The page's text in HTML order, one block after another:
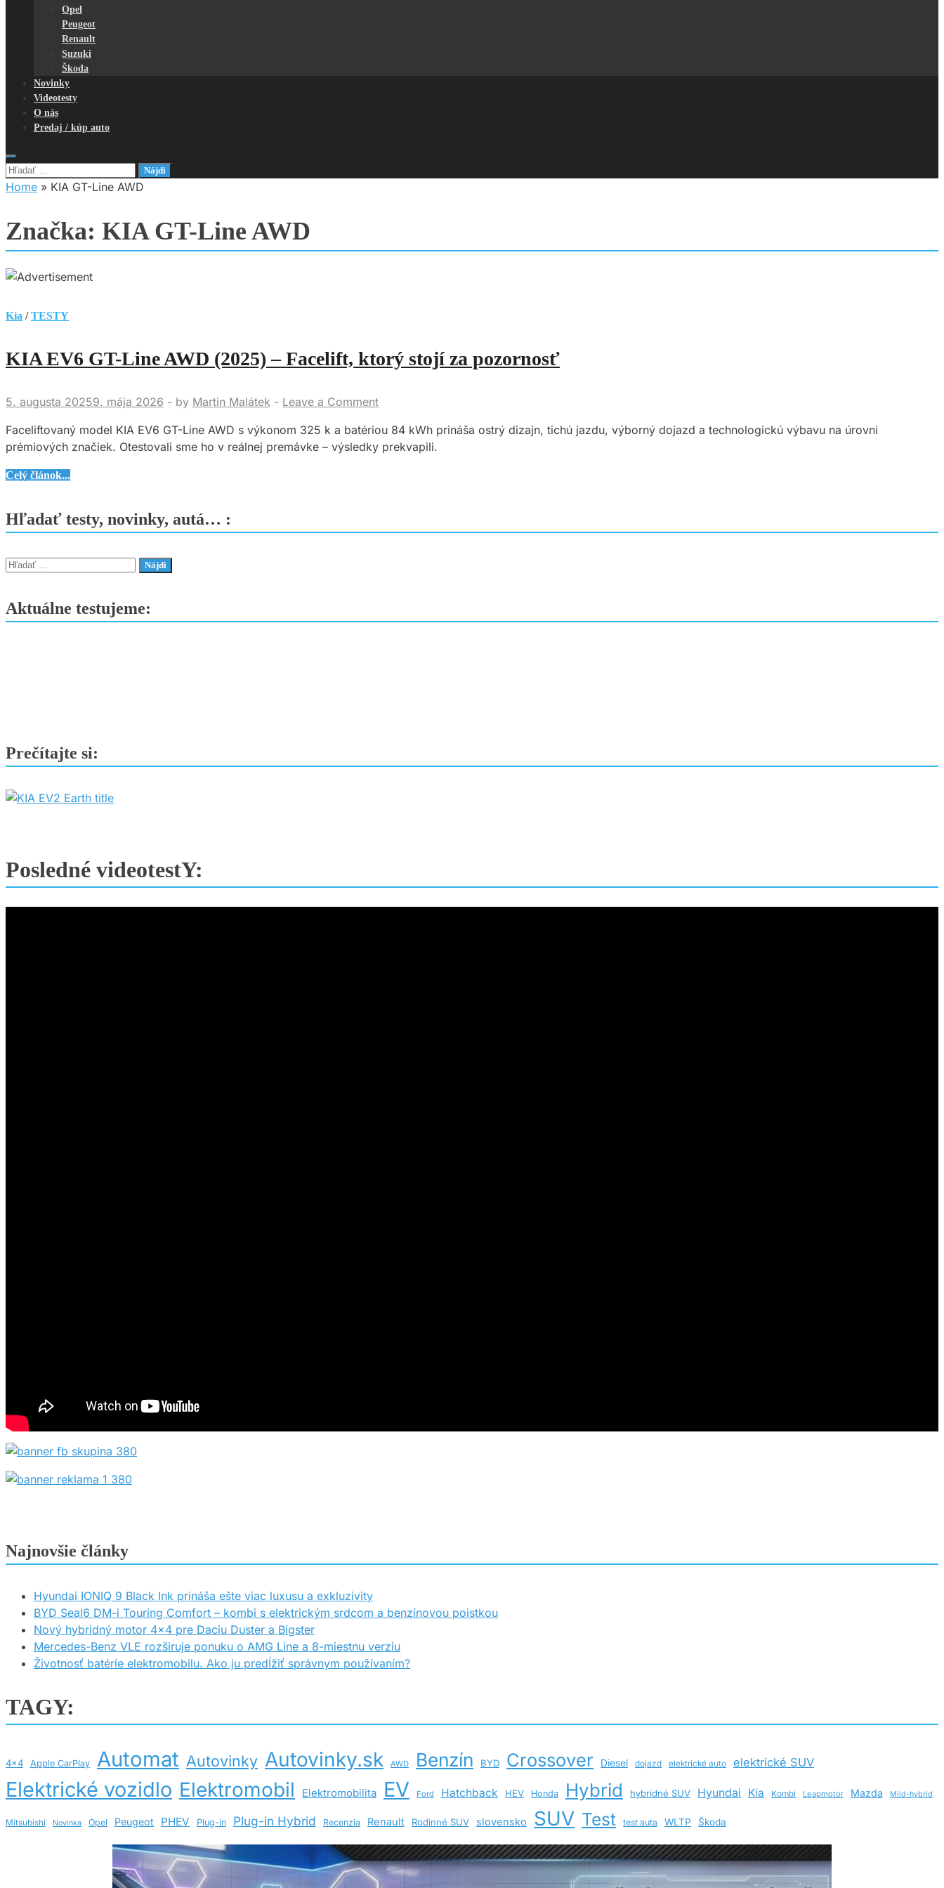
Opel
Peugeot
Renault
Suzuki
Škoda
Novinky
Videotesty
O nás
Predaj / kúp auto
Hľadať:
Home » KIA GT-Line AWD
Značka: KIA GT-Line AWD
Kia /TESTY
KIA EV6 GT-Line AWD (2025) – Facelift, ktorý stojí za pozornosť
5. augusta 20259. mája 2026 - by Martin Malátek - Leave a Comment
Faceliftovaný model KIA EV6 GT-Line AWD s výkonom 325 k a batériou 84 kWh prináša ostrý dizajn, tichú jazdu, výborný dojazd a technologickú výbavu na úrovni
prémiových značiek. Otestovali sme ho v reálnej premávke – výsledky prekvapili.
KIA
Line
(2025)
–
ktorý
stojí
Celý článok...
Hľadať testy, novinky, autá… :
Hľadať:
Aktuálne testujeme:
Prečítajte si:
Posledné videotestY:
Najnovšie články
Hyundai IONIQ 9 Black Ink prináša ešte viac luxusu a exkluzivity
BYD Seal6 DM-i Touring Comfort – kombi s elektrickým srdcom a benzínovou poistkou
Nový hybridný motor 4×4 pre Daciu Duster a Bigster
Mercedes-Benz VLE rozširuje ponuku o AMG Line a 8-miestnu verziu
Životnosť batérie elektromobilu. Ako ju predĺžiť správnym používaním?
TAGY:
4x4 Apple CarPlay Automat Autovinky Autovinky.sk AWD Benzín BYD Crossover Diesel dojazd elektrické auto elektrické SUV
Elektrické vozidlo Elektromobil Elektromobilita EV Ford Hatchback HEV Honda Hybrid hybridné SUV Hyundai Kia Kombi Leapmotor Mazda Mild-hybrid
Mitsubishi Novinka Opel Peugeot PHEV Plug-in Plug-in Hybrid Recenzia Renault Rodinné SUV slovensko SUV Test test auta WLTP Škoda